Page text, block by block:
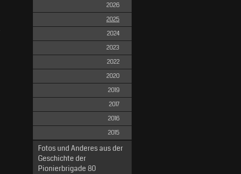
2026
2025
2024
2023
2022
2020
2019
2017
2016
2015
Fotos und Anderes aus der
Geschichte der
Pionierbrigade 80